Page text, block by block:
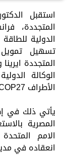
استقبل
المتجددة،
الدولية
تسهيل تمويل
المتجددة
الوكالة
الأطراف COP27.
يأتي ذلك في
المصرية
انعقاده في